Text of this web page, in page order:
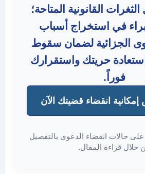
المتاحة؛
استخراج أسباب
لضمان سقوط
حريتك واستقرارك
قضيتك الآن
الدعوى بالتفصيل
المقال.